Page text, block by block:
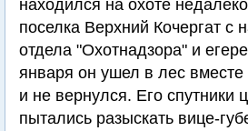
находился на охоте
поселка Верхний Кочергат с
отдела "Охотнадзора" и
января он ушел в лес вместе
и не вернулся. Его спутники
пытались разыскать вице-